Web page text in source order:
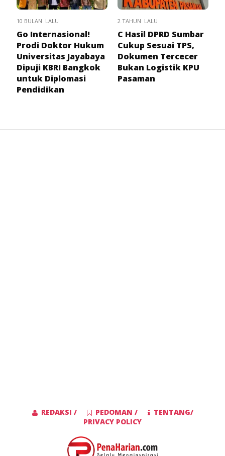
10 BULAN LALU
Go Internasional!
Prodi Doktor Hukum
Universitas Jayabaya
Dipuji KBRI Bangkok
untuk Diplomasi
Pendidikan
2 TAHUN LALU
C Hasil DPRD Sumbar
Cukup Sesuai TPS,
Dokumen Tercecer
Bukan Logistik KPU
Pasaman
REDAKSI / PEDOMAN /
TENTANG/
PRIVACY POLICY